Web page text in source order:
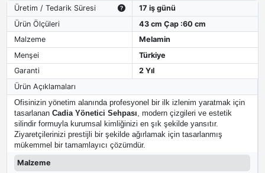
Üretim / Tedarik Süresi
17 iş günü
Ürün Ölçüleri
43 cm Çap :60 cm
Malzeme
Melamin
Menşei
Türkiye
Garanti
2 Yıl
Ürün Açıklamaları
Ofisinizin yönetim alanında profesyonel bir ilk izlenim yaratmak için
tasarlanan Cadia Yönetici Sehpası , modern çizgileri ve estetik
silindir formuyla kurumsal kimliğinizi en şık şekilde yansıtır.
Ziyaretçilerinizi prestijli bir şekilde ağırlamak için tasarlanmış
mükemmel bir tamamlayıcı çözümdür.
Malzeme